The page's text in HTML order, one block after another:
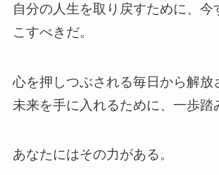
自分の人生を取り戻すために、今
こすべきだ。
心を押しつぶされる毎日から解放
未来を手に入れるために、一歩踏
あなたにはその力がある。